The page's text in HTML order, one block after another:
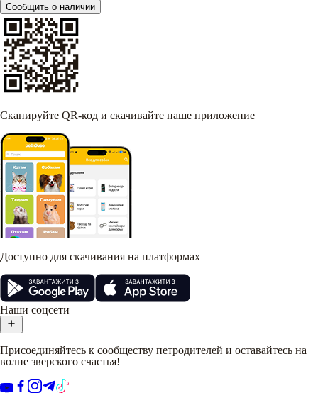
Сообщить о наличии
Сканируйте QR-код и скачивайте наше приложение
Доступно для скачивания на платформах
Наши соцсети
Присоединяйтесь к сообществу петродителей и оставайтесь на
волне зверского счастья!